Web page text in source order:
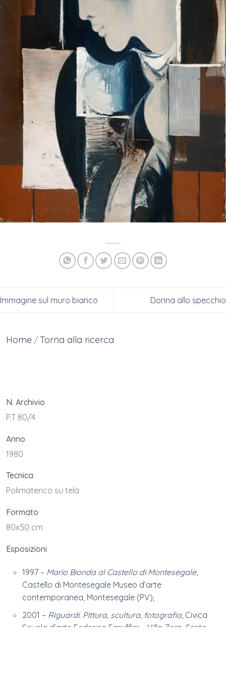
Immagine sul muro bianco Donna allo specchio
Home / Torna alla ricerca
N. Archivio
P.T 80/4
Anno
1980
Tecnica
Polimaterico su tela
Formato
80x50 cm
Esposizioni
1997 – Mario Bionda al Castello di Montesegale,
Castello di Montesegale Museo d’arte
contemporanea, Montesegale (PV);
2001 – Riguardi. Pittura, scultura, fotografia, Civica
Scuola d’arte Federico Faruffini – Villa Zorn, Sesto